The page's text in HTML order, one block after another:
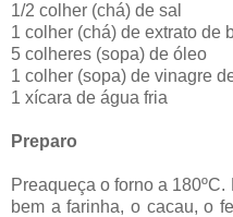
1/2 colher (chá) de sal
1 colher (chá) de extrato de
5 colheres (sopa) de óleo
1 colher (sopa) de vinagre
1 xícara de água fria
Preparo
Preaqueça o forno a
bem a farinha, o cacau, o